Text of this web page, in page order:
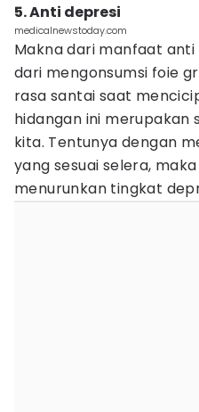
5. Anti depresi
medicalnewstoday.com
Makna dari manfaat
dari mengonsumsi foie
rasa santai saat
hidangan ini merupakan
kita. Tentunya dengan
yang sesuai selera,
menurunkan tingkat